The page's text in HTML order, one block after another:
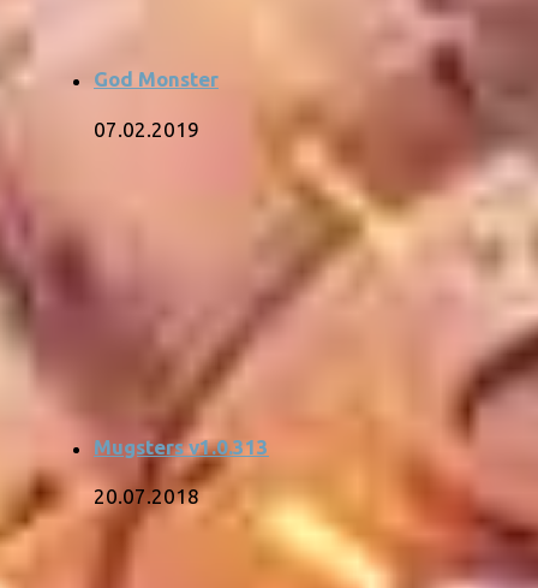
God Monster
07.02.2019
Mugsters v1.0.313
20.07.2018